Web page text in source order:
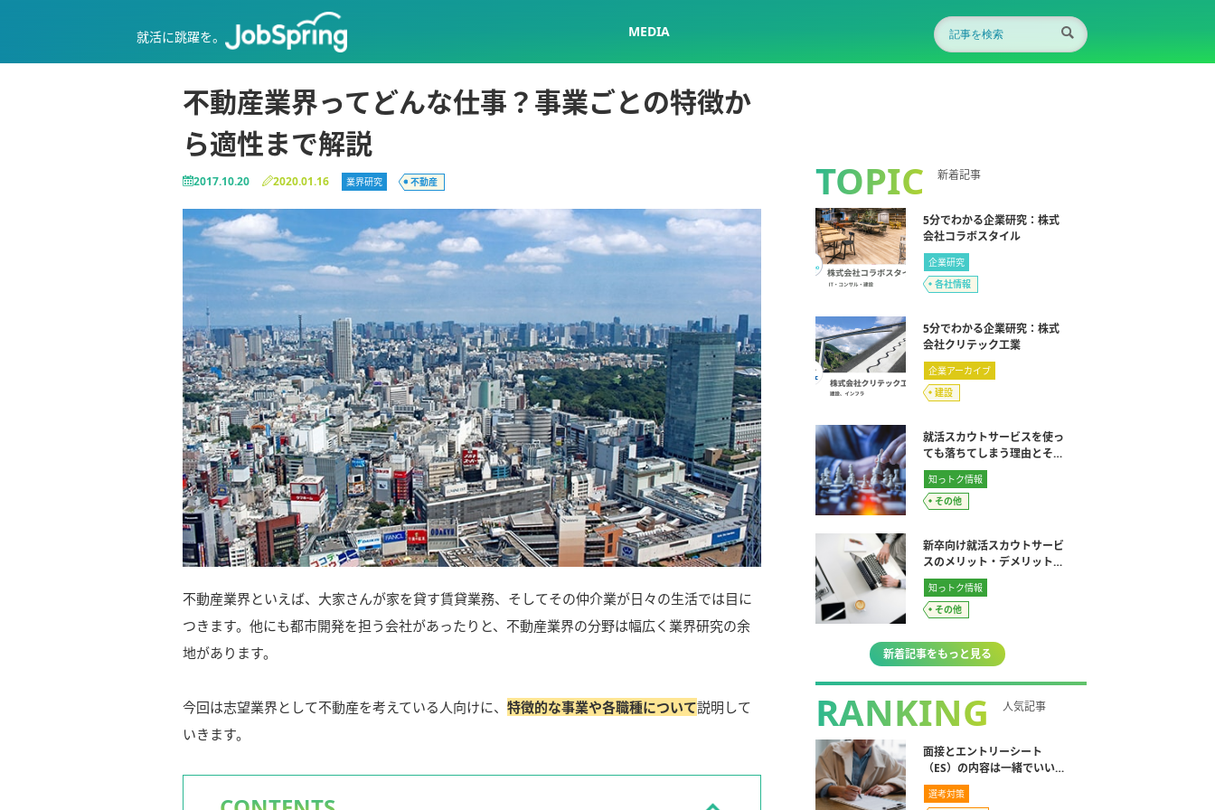
就活に跳躍を。 MEDIA
不動産業界ってどんな仕事？事業ごとの特徴か
ら適性まで解説
2017.10.20 2020.01.16 業界研究 不動産
不動産業界といえば、大家さんが家を貸す賃貸業務、そしてその仲介業が日々の生活では目に
つきます。他にも都市開発を担う会社があったりと、不動産業界の分野は幅広く業界研究の余
地があります。
今回は志望業界として不動産を考えている人向けに、 特徴的な事業や各職種について説明して
いきます。
TOPIC 新着記事
5分でわかる企業研究：株式
会社コラボスタイル
企業研究
各社情報
5分でわかる企業研究：株式
会社クリテック工業
企業アーカイブ
建設
就活スカウトサービスを使っ
ても落ちてしまう理由とその
対策方法
知っトク情報
その他
新卒向け就活スカウトサービ
スのメリット・デメリットな
ど使い方まとめ【完全版】
知っトク情報
その他
新着記事をもっと見る
RANKING 人気記事
面接とエントリーシート
（ES）の内容は一緒でいいの
か？違うことを伝えるのは
NG？
選考対策